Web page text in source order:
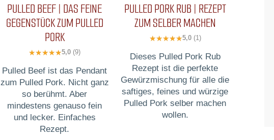
PULLED BEEF | DAS FEINE
GEGENSTÜCK ZUM PULLED
PORK
5,0 (9)
Pulled Beef ist das Pendant
zum Pulled Pork. Nicht ganz
so berühmt. Aber
mindestens genauso fein
und lecker. Einfaches
Rezept.
PULLED PORK RUB | REZEPT
ZUM SELBER MACHEN
5,0 (1)
Dieses Pulled Pork Rub
Rezept ist die perfekte
Gewürzmischung für alle die
saftiges, feines und würzige
Pulled Pork selber machen
wollen.